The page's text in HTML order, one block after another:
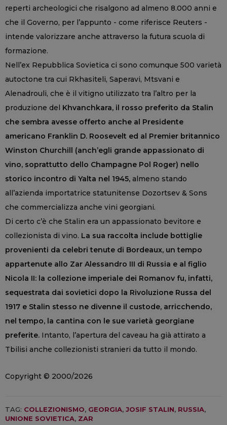
reperti archeologici che risalgono ad almeno 8.000 anni e
che il Governo, per l’appunto - come riferisce Reuters -
intende valorizzare anche attraverso la futura scuola di
formazione.
Nell’ex Repubblica Sovietica ci sono comunque 500 varietà
autoctone tra cui Rkhasiteli, Saperavi, Mtsvani e
Alenadrouli, che è il vitigno utilizzato tra l’altro per la
produzione del Khvanchkara, il rosso preferito da Stalin
che sembra avesse offerto anche al Presidente
americano Franklin D. Roosevelt ed al Premier britannico
Winston Churchill (anch’egli grande appassionato di
vino, soprattutto dello Champagne Pol Roger) nello
storico incontro di Yalta nel 1945, almeno stando
all’azienda importatrice statunitense Dozortsev & Sons
che commercializza anche vini georgiani.
Di certo c’è che Stalin era un appassionato bevitore e
collezionista di vino. La sua raccolta include bottiglie
provenienti da celebri tenute di Bordeaux, un tempo
appartenute allo Zar Alessandro III di Russia e al figlio
Nicola II: la collezione imperiale dei Romanov fu, infatti,
sequestrata dai sovietici dopo la Rivoluzione Russa del
1917 e Stalin stesso ne divenne il custode, arricchendo,
nel tempo, la cantina con le sue varietà georgiane
preferite. Intanto, l’apertura del caveau ha già attirato a
Tbilisi anche collezionisti stranieri da tutto il mondo.
Copyright © 2000/2026
TAG: COLLEZIONISMO, GEORGIA, JOSIF STALIN, RUSSIA,
UNIONE SOVIETICA, ZAR